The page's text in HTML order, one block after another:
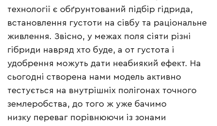
технології є обґрунтований підбір гідрида,
встановлення густоти на сівбу та раціональне
живлення. Звісно, у межах поля сіяти різні
гібриди навряд хто буде, а от густота і
удобрення можуть дати неабиякий ефект. На
сьогодні створена нами модель активно
тестується на внутрішніх полігонах точного
землеробства, до того ж уже бачимо
низку переваг порівнюючи із зонами